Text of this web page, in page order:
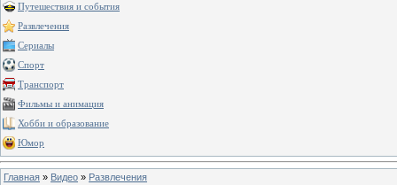
Путешествия и события
Развлечения
Сериалы
Спорт
Транспорт
Фильмы и анимация
Хобби и образование
Юмор
Главная » Видео » Развлечения